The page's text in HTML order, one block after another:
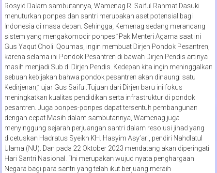
Rosyid.Dalam sambutannya, Wamenag RI Saiful Rahmat Dasuki
menuturkan ponpes dan santri merupakan aset potensial bagi
Indonesia di masa depan. Sehingga, Kemenag sedang merancang
sistem yang mengakomodir ponpes.”Pak Menteri Agama saat ini
Gus Yaqut Cholil Qoumas, ingin membuat Dirjen Pondok Pesantren,
karena selama ini Pondok Pesantren di bawah Dirjen Pendis artinya
masih menjadi Sub di Dirjen Pendis. Kedepan kita ingin meninggalkan
sebuah kebijakan bahwa pondok pesantren akan dinaungi satu
Kedirjenan,” ujar Gus Saiful.Tujuan dari Dirjen baru ini fokus
meningkatkan kualitas pendidikan serta infrastruktur di pondok
pesantren. Juga ponpes-ponpes dapat tersentuh pembangunan
dengan cepat.Masih dalam sambutannya, Wamenag juga
menyinggung sejarah perjuangan santri dalam resolusi jihad yang
dicetuskan Hadratus Syeikh KH. Hasyim Asy’ari, pendiri Nahdlatul
Ulama (NU). Dan pada 22 Oktober 2023 mendatang akan diperingati
Hari Santri Nasional. “Ini merupakan wujud nyata penghargaan
Negara bagi para santri yang telah ikut berjuang meraih